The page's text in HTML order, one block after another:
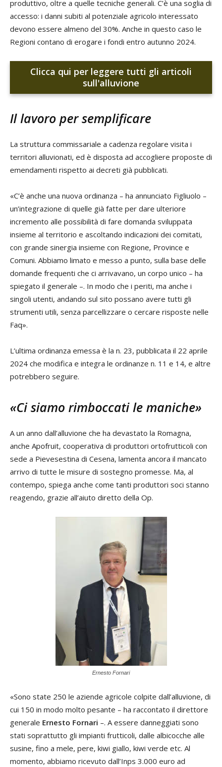
produttivo, oltre a quelle tecniche generali. C’è una soglia di
accesso: i danni subiti al potenziale agricolo interessato
devono essere almeno del 30%. Anche in questo caso le
Regioni contano di erogare i fondi entro autunno 2024.
Clicca qui per leggere tutti gli articoli
sull'alluvione
Il lavoro per semplificare
La struttura commissariale a cadenza regolare visita i
territori alluvionati, ed è disposta ad accogliere proposte di
emendamenti rispetto ai decreti già pubblicati.
«C’è anche una nuova ordinanza – ha annunciato Figliuolo –
un’integrazione di quelle già fatte per dare ulteriore
incremento alle possibilità di fare domanda sviluppata
insieme al territorio e ascoltando indicazioni dei comitati,
con grande sinergia insieme con Regione, Province e
Comuni. Abbiamo limato e messo a punto, sulla base delle
domande frequenti che ci arrivavano, un corpo unico – ha
spiegato il generale –. In modo che i periti, ma anche i
singoli utenti, andando sul sito possano avere tutti gli
strumenti utili, senza parcellizzare o cercare risposte nelle
Faq».
L’ultima ordinanza emessa è la n. 23, pubblicata il 22 aprile
2024 che modifica e integra le ordinanze n. 11 e 14, e altre
potrebbero seguire.
«Ci siamo rimboccati le maniche»
A un anno dall’alluvione che ha devastato la Romagna,
anche Apofruit, cooperativa di produttori ortofrutticoli con
sede a Pievesestina di Cesena, lamenta ancora il mancato
arrivo di tutte le misure di sostegno promesse. Ma, al
contempo, spiega anche come tanti produttori soci stanno
reagendo, grazie all’aiuto diretto della Op.
Ernesto Fornari
«Sono state 250 le aziende agricole colpite dall’alluvione, di
cui 150 in modo molto pesante – ha raccontato il direttore
generale Ernesto Fornari –. A essere danneggiati sono
stati soprattutto gli impianti frutticoli, dalle albicocche alle
susine, fino a mele, pere, kiwi giallo, kiwi verde etc. Al
momento, abbiamo ricevuto dall’Inps 3.000 euro ad